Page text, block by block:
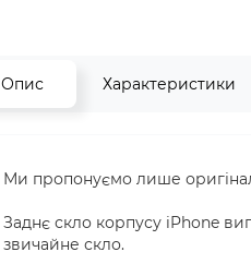
Опис Характеристики
Ми пропонуємо лише
Заднє скло корпусу iPhone
звичайне скло.